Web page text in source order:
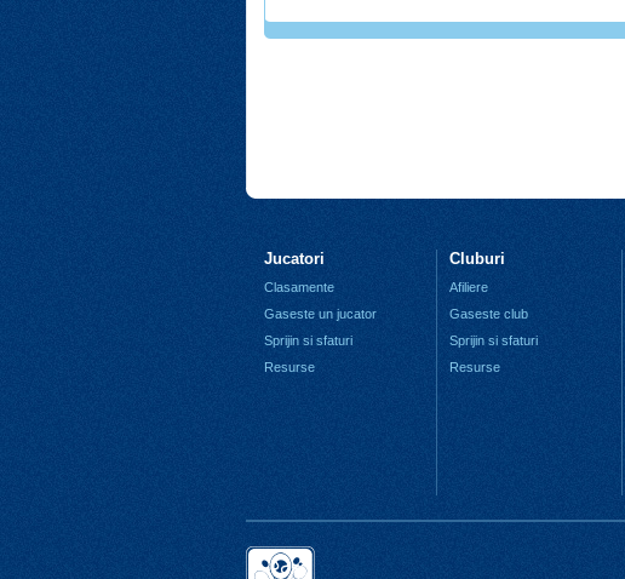
Jucatori
Clasamente
Gaseste un jucator
Sprijin si sfaturi
Resurse
Cluburi
Afiliere
Gaseste club
Sprijin si sfaturi
Resurse